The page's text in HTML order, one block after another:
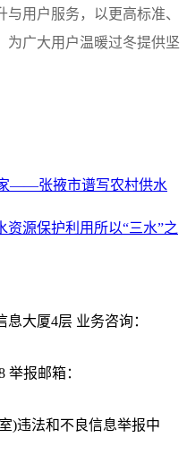
用户服务，以更高标准、
为广大用户温暖过冬提供坚
——张掖市谱写农村供水
资源保护利用所以“三水”之
大厦4层 业务咨询：
举报邮箱：
)违法和不良信息举报中